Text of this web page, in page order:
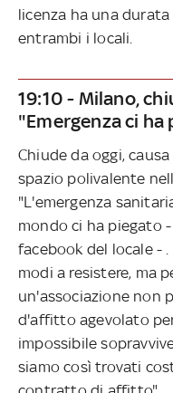
licenza ha una
entrambi i locali.
19:10 - Milano,
"Emergenza ci ha
Chiude da oggi,
spazio polivalente
"L'emergenza
mondo ci ha piegato
facebook del locale -
modi a resistere, ma
un'associazione non
d'affitto agevolato
impossibile
siamo così trovati